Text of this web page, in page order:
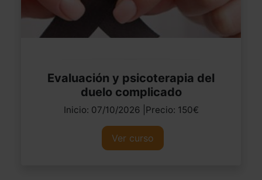
Evaluación y psicoterapia del
duelo complicado
Inicio: 07/10/2026 |Precio: 150€
Ver curso